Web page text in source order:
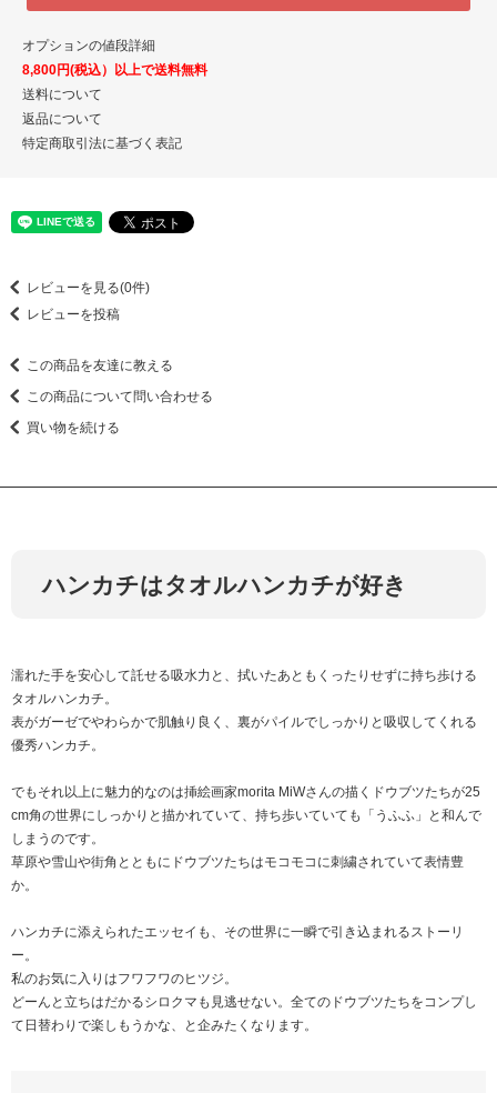
オプションの値段詳細
8,800円(税込）以上で送料無料
送料について
返品について
特定商取引法に基づく表記
レビューを見る(0件)
レビューを投稿
この商品を友達に教える
この商品について問い合わせる
買い物を続ける
ハンカチはタオルハンカチが好き
濡れた手を安心して託せる吸水力と、拭いたあともくったりせずに持ち歩ける
タオルハンカチ。
表がガーゼでやわらかで肌触り良く、裏がパイルでしっかりと吸収してくれる
優秀ハンカチ。
でもそれ以上に魅力的なのは挿絵画家morita MiWさんの描くドウブツたちが25
cm角の世界にしっかりと描かれていて、持ち歩いていても「うふふ」と和んで
しまうのです。
草原や雪山や街角とともにドウブツたちはモコモコに刺繍されていて表情豊
か。
ハンカチに添えられたエッセイも、その世界に一瞬で引き込まれるストーリ
ー。
私のお気に入りはフワフワのヒツジ。
どーんと立ちはだかるシロクマも見逃せない。全てのドウブツたちをコンプし
て日替わりで楽しもうかな、と企みたくなります。